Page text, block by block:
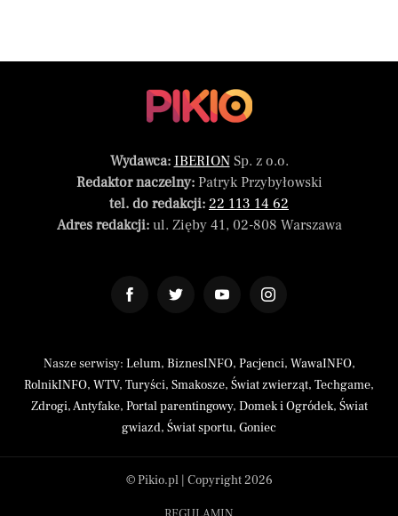
Wydawca: IBERIONSp. z o.o.
Redaktor naczelny:Patryk Przybyłowski
tel. do redakcji: 22 113 14 62
Adres redakcji:ul. Zięby 41, 02-808 Warszawa
Nasze serwisy: Lelum, BiznesINFO, Pacjenci, WawaINFO,
RolnikINFO, WTV, Turyści, Smakosze, Świat zwierząt, Techgame,
Zdrogi,Antyfake, Portal parentingowy, Domek i Ogródek, Świat
gwiazd, Świat sportu, Goniec
© Pikio.pl | Copyright 2026